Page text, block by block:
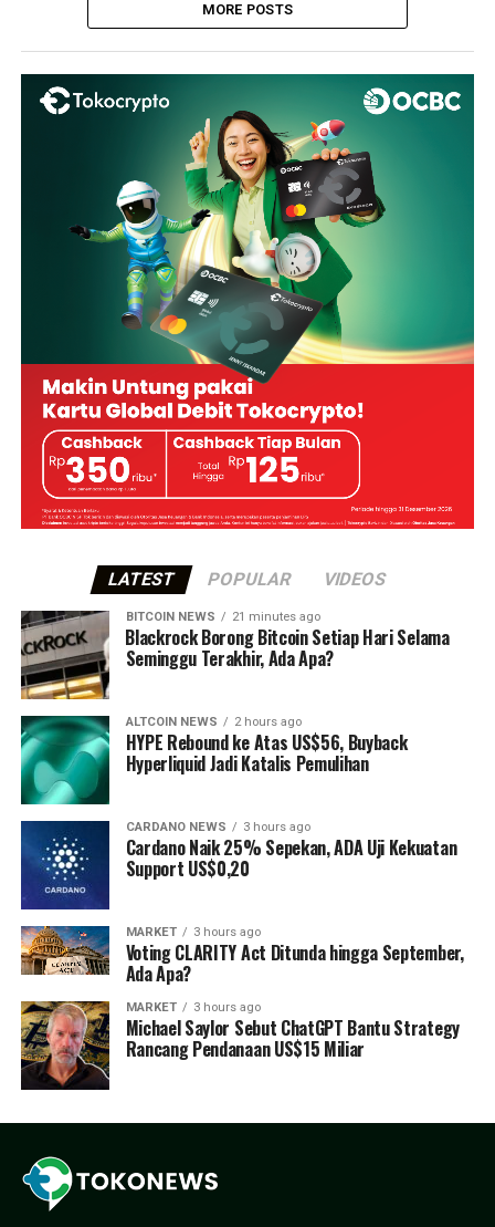
MORE POSTS
LATEST POPULAR VIDEOS
BITCOIN NEWS 21 minutes ago
⁠Blackrock Borong Bitcoin Setiap Hari Selama
Seminggu Terakhir, Ada Apa?
ALTCOIN NEWS 2 hours ago
HYPE Rebound ke Atas US$56, Buyback
Hyperliquid Jadi Katalis Pemulihan
CARDANO NEWS 3 hours ago
Cardano Naik 25% Sepekan, ADA Uji Kekuatan
Support US$0,20
MARKET 3 hours ago
Voting CLARITY Act Ditunda hingga September,
Ada Apa?
MARKET 3 hours ago
Michael Saylor Sebut ChatGPT Bantu Strategy
Rancang Pendanaan US$15 Miliar